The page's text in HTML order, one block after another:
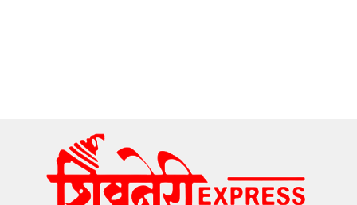
content